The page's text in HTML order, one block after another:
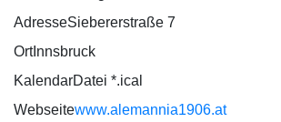
AdresseSiebererstraße 7
OrtInnsbruck
KalendarDatei *.ical
Webseitewww.alemannia1906.at